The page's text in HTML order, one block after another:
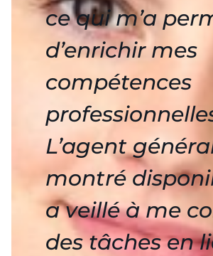
ce qui m’a
d’enrichir mes
compétences
L’agent
montré
a veillé à me
des tâches en